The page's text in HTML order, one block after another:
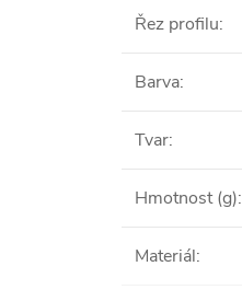
Řez profilu:
Barva:
Tvar:
Hmotnost (g):
Materiál: